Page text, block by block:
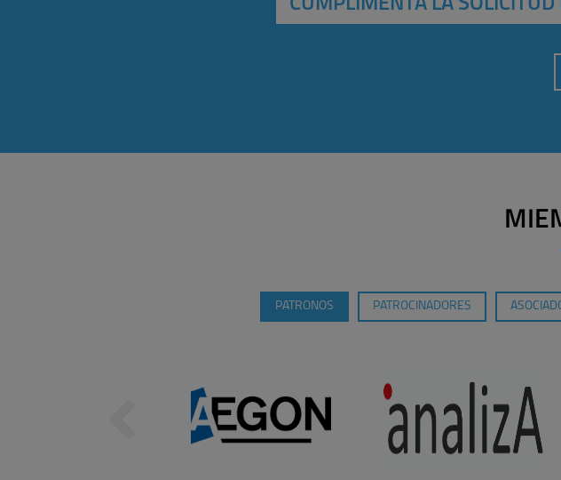
CUMPLIMENTA LA
PATRONOS PATROCINADORES